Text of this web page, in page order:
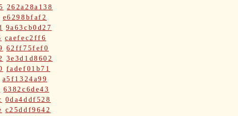
262a28a138
e6298bfaf2
9a63cb0d27
caefec2ff6
62ff75fef0
3e3d1d8602
fadef01b71
a5f1324a99
6382c6de43
0da4ddf528
c25ddf9642